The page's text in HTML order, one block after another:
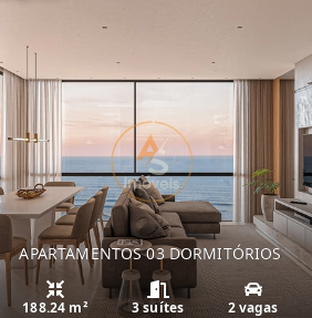
APARTAMENTOS 03 DORMITÓRIOS
188.24 m² 3 suítes 2 vagas